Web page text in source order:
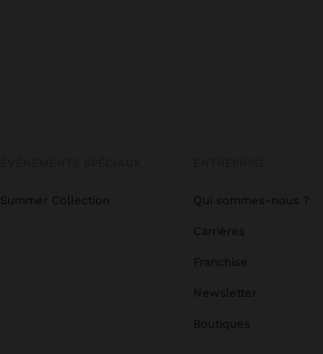
Summer Collection Qui sommes-nous ?
Carrières
Franchise
Newsletter
Boutiques